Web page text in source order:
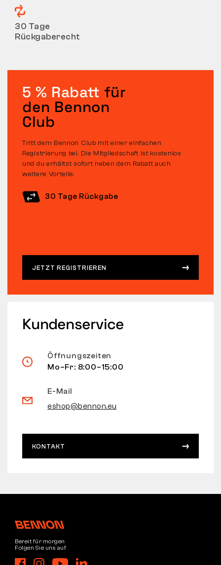
30 Tage
Rückgaberecht
5 % Rabatt für
den Bennon
Club
Tritt dem Bennon Club mit einer einfachen
Registrierung bei. Die Mitgliedschaft ist kostenlos
und du erhältst sofort neben dem Rabatt auch
weitere Vorteile.
30 Tage Rückgabe
JETZT REGISTRIEREN
Kundenservice
Öffnungszeiten
Mo–Fr: 8:00–15:00
E-Mail
eshop@bennon.eu
KONTAKT
Bereit für morgen
Folgen Sie uns auf